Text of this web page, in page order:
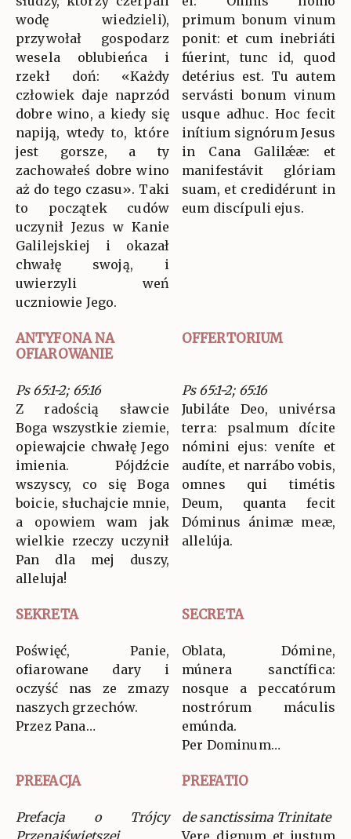
wodę wiedzieli),
przywołał gospodarz
wesela oblubieńca i
rzekł doń: «Każdy
człowiek daje naprzód
dobre wino, a kiedy się
napiją, wtedy to, które
jest gorsze, a ty
zachowałeś dobre wino
aż do tego czasu». Taki
to początek cudów
uczynił Jezus w Kanie
Galilejskiej i okazał
chwałę swoją, i
uwierzyli weń
uczniowie Jego.
primum bonum vinum
ponit: et cum inebriáti
fúerint, tunc id, quod
detérius est. Tu autem
servásti bonum vinum
usque adhuc. Hoc fecit
inítium signórum Jesus
in Cana Galilǽæ: et
manifestávit glóriam
suam, et credidérunt in
eum discípuli ejus.
ANTYFONA NA
OFIAROWANIE
OFFERTORIUM
Ps 65:1-2; 65:16
Z radością sławcie
Boga wszystkie ziemie,
opiewajcie chwałę Jego
imienia. Pójdźcie
wszyscy, co się Boga
boicie, słuchajcie mnie,
a opowiem wam jak
wielkie rzeczy uczynił
Pan dla mej duszy,
alleluja!
Ps 65:1-2; 65:16
Jubiláte Deo, univérsa
terra: psalmum dícite
nómini ejus: veníte et
audíte, et narrábo vobis,
omnes qui timétis
Deum, quanta fecit
Dóminus ánimæ meæ,
allelúja.
SEKRETA SECRETA
Poświęć, Panie,
ofiarowane dary i
oczyść nas ze zmazy
naszych grzechów.
Przez Pana…
Oblata, Dómine,
múnera sanctífica:
nosque a peccatórum
nostrórum máculis
emúnda.
Per Dominum…
PREFACJA PREFATIO
Prefacja o Trójcy
Przenajświętszej
de sanctissima Trinitate
Vere dignum et justum